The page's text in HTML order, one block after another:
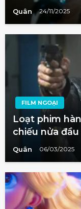
Quân 24/11/2025
FILM NGOẠI
Loạt phim
chiếu nửa
Quân 06/03/2025